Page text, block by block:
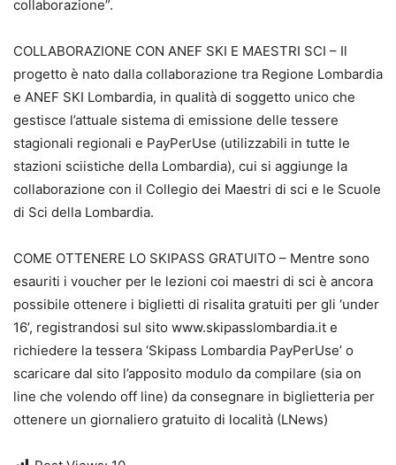
collaborazione”.
COLLABORAZIONE CON ANEF SKI E MAESTRI SCI – Il
progetto è nato dalla collaborazione tra Regione Lombardia
e ANEF SKI Lombardia, in qualità di soggetto unico che
gestisce l’attuale sistema di emissione delle tessere
stagionali regionali e PayPerUse (utilizzabili in tutte le
stazioni sciistiche della Lombardia), cui si aggiunge la
collaborazione con il Collegio dei Maestri di sci e le Scuole
di Sci della Lombardia.
COME OTTENERE LO SKIPASS GRATUITO – Mentre sono
esauriti i voucher per le lezioni coi maestri di sci è ancora
possibile ottenere i biglietti di risalita gratuiti per gli ‘under
16’, registrandosi sul sito www.skipasslombardia.it e
richiedere la tessera ‘Skipass Lombardia PayPerUse’ o
scaricare dal sito l’apposito modulo da compilare (sia on
line che volendo off line) da consegnare in biglietteria per
ottenere un giornaliero gratuito di località (LNews)